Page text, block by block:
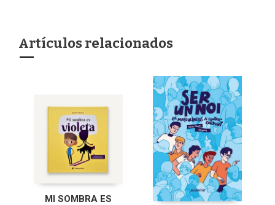
Artículos relacionados
MI SOMBRA ES